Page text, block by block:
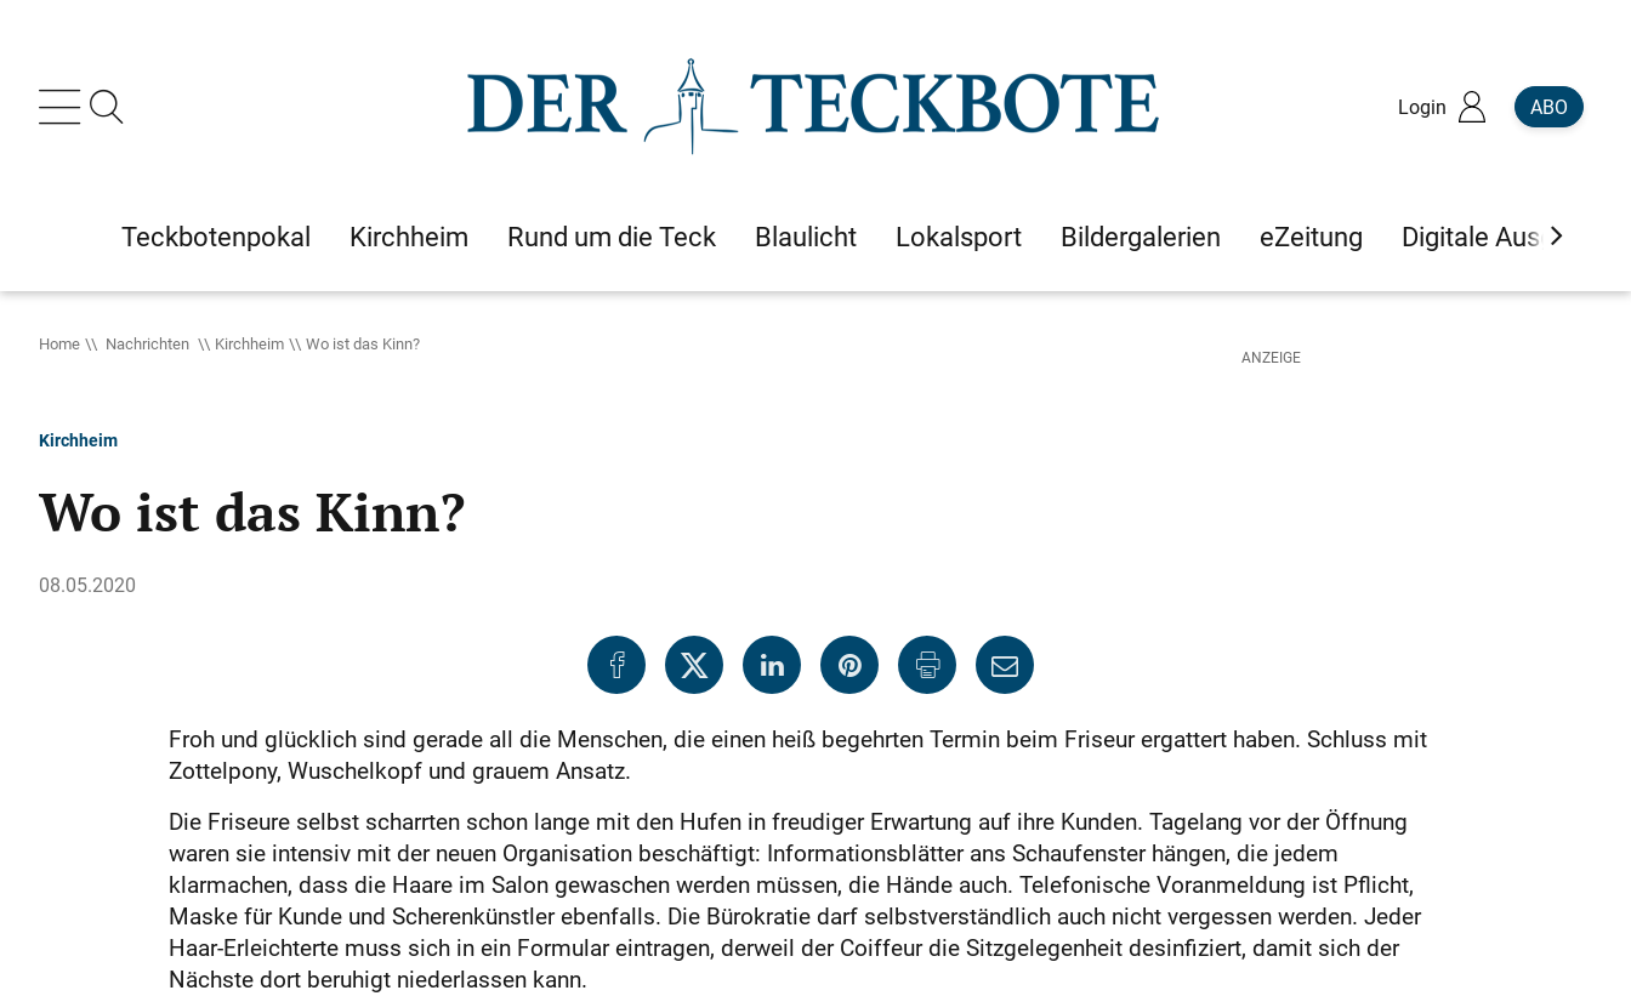
Login ABO
Teckbotenpokal Kirchheim Rund um die Teck Blaulicht Lokalsport Bildergalerien eZeitung Digitale Ausgaben
Home Nachrichten Kirchheim Wo ist das Kinn?
Kirchheim
Wo ist das Kinn?
08.05.2020
Froh und glücklich sind gerade all die Menschen, die einen heiß begehrten Termin beim Friseur ergattert haben. Schluss mit
Zottel­pony, Wuschelkopf und grauem Ansatz.
Die Friseure selbst scharrten schon lange mit den Hufen in freudiger Erwartung auf ihre Kunden. Tagelang vor der Öffnung
waren sie intensiv mit der neuen Organisation beschäftigt: Informationsblätter ans Schaufenster hängen, die jedem
klarmachen, dass die Haare im Salon gewaschen werden müssen, die Hände auch. Telefonische Voranmeldung ist Pflicht,
Maske für Kunde und Scherenkünstler ebenfalls. Die Bürokratie darf selbstverständlich auch nicht vergessen werden. Jeder
Haar-Erleichterte muss sich in ein Formular eintragen, derweil der Coiffeur die Sitzgelegenheit desinfiziert, damit sich der
Nächste dort beruhigt niederlassen kann.